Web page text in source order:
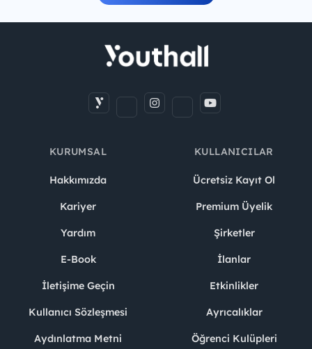
KURUMSAL
Hakkımızda
Kariyer
Yardım
E-Book
İletişime Geçin
Kullanıcı Sözleşmesi
Aydınlatma Metni
KULLANICILAR
Ücretsiz Kayıt Ol
Premium Üyelik
Şirketler
İlanlar
Etkinlikler
Ayrıcalıklar
Öğrenci Kulüpleri